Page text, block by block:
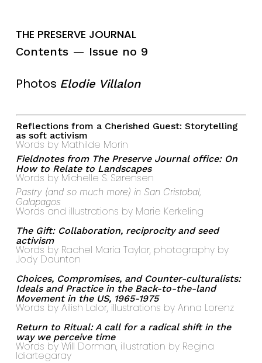
THE PRESERVE JOURNAL
Contents — Issue no 9
Photos Elodie Villalon
Reflections from a Cherished Guest: Storytelling
as soft activism
Words by Mathilde Morin
Fieldnotes from The Preserve Journal office: On
How to Relate to Landscapes
Words by Michelle S. Sørensen
Pastry (and so much more) in San Cristobal,
Galapagos
Words and illustrations by Marie Kerkeling
The Gift: Collaboration, reciprocity and seed
activism
Words by Rachel Maria Taylor, photography by
Jody Daunton
Choices, Compromises, and Counter-culturalists:
Ideals and Practice in the Back-to-the-land
Movement in the US, 1965-1975
Words by Ailish Lalor, illustrations by Anna Lorenz
Return to Ritual: A call for a radical shift in the
way we perceive time
Words by Will Dorman, illustration by Regina
Idiartegaray